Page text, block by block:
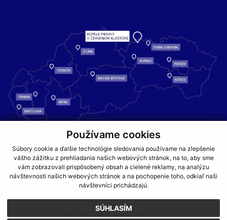
Používame cookies
Súbory cookie a ďalšie technológie sledovania používame na zlepšenie
vášho zážitku z prehliadania našich webových stránok, na to, aby sme
vám zobrazovali prispôsobený obsah a cielené reklamy, na analýzu
návštevnosti našich webových stránok a na pochopenie toho, odkiaľ naši
návštevníci prichádzajú.
SÚHLASÍM
Kúpele Pieniny – miesto, kde sa príroda stretáva s liečivou silou
vody a oddychom pre telo aj dušu.
GDPR COOKIES PARTNERI
JEDÁLNY LÍSTOK
CENNÍKY
NA ZAČIATOK STRÁNKY